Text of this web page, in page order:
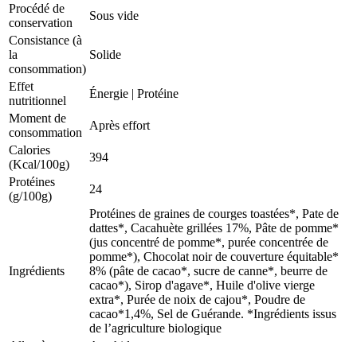
Procédé de
conservation
Sous vide
Consistance (à
la
consommation)
Solide
Effet
nutritionnel
Énergie | Protéine
Moment de
consommation
Après effort
Calories
(Kcal/100g)
394
Protéines
(g/100g)
24
Ingrédients
Protéines de graines de courges toastées*, Pate de
dattes*, Cacahuète grillées 17%, Pâte de pomme*
(jus concentré de pomme*, purée concentrée de
pomme*), Chocolat noir de couverture équitable*
8% (pâte de cacao*, sucre de canne*, beurre de
cacao*), Sirop d'agave*, Huile d'olive vierge
extra*, Purée de noix de cajou*, Poudre de
cacao*1,4%, Sel de Guérande.​ *Ingrédients issus
de l’agriculture biologique